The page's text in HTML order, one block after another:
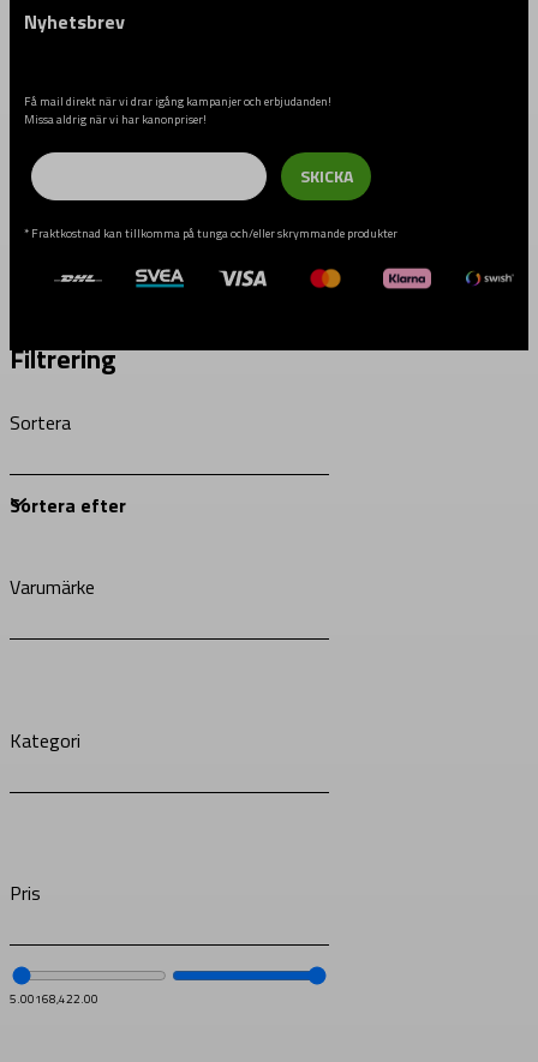
Nyhetsbrev
Få mail direkt när vi drar igång kampanjer och erbjudanden!
Missa aldrig när vi har kanonpriser!
Email
SKICKA
* Fraktkostnad kan tillkomma på tunga och/eller skrymmande produkter
Filtrering
Sortera
Varumärke
Kategori
Pris
5.00168,422.00